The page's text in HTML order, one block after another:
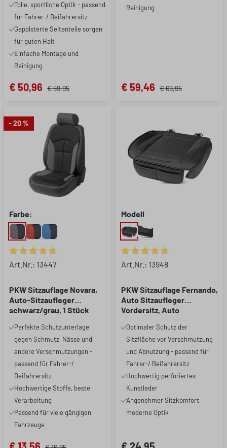
Tolle, sportliche Optik - passend
für Fahrer-/ Beifahrersitz
Gepolsterte Seitenteile sorgen
für guten Halt
Einfache Montage und
Reinigung
€ 50,96 € 59,95
Reinigung
€ 59,46 € 69,95
- 20 %
Farbe:
Durchschnittliche Bewertung von 4.78 von 5 Sternen
Art.Nr.: 13447
PKW Sitzauflage Novara,
Auto-Sitzaufleger
schwarz/grau, 1 Stück
Perfekte Schutzunterlage
gegen Schmutz, Nässe und
andere Verschmutzungen -
passend für Fahrer-/
Beifahrersitz
Hochwertige Stoffe, beste
Verarbeitung
Passend für viele gängigen
Fahrzeuge
Modell
Durchschnittliche Bewertung
Art.Nr.: 13948
PKW Sitzauflage Fernando,
Auto Sitzaufleger
Vordersitz, Auto
Stück schwarz
Optimaler Schutz der
Sitzfläche vor Verschmutzung
und Abnutzung - passend für
Fahrer-/ Beifahrersitz
Hochwertig perforiertes
Kunstleder
Angenehmer Sitzkomfort,
moderne Optik